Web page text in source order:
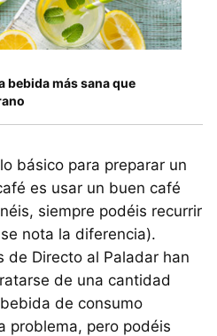
bebida más sana que
lo básico para preparar un
es usar un buen café
siempre podéis recurrir
nota la diferencia).
de Directo al Paladar han
de una cantidad
de consumo
problema, pero podéis